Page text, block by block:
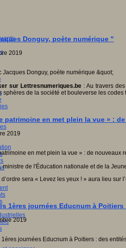
Donguy, poète numérique "
2019
sur Lettresnumeriques.be : Au travers
sphères de la société et bouleverse les
patrimoine en met plein la vue » :
2019
ministre de l'Éducation nationale et de la
sera « Levez les yeux ! » aura lieu
1ères journées Educnum à
2019